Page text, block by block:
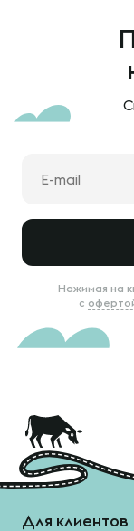
Нажимая на
с
Для клиентов